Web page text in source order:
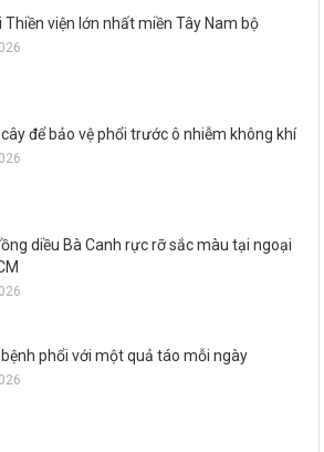
Thiền viện lớn nhất miền Tây Nam bộ
để bảo vệ phổi trước ô nhiễm không khí
diều Bà Canh rực rỡ sắc màu tại ngoại
phổi với một quả táo mỗi ngày